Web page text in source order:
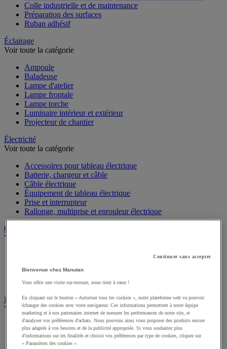
Colle industrielle et de maintenance
Préparation des surfaces
Ruban adhésif
Éclairage
Voir toute la catégorie
Ampoule
Baladeuse
Lampe d'atelier
Lampe frontale
Lampe torche
Luminaire intérieur et extérieur
Projecteur de chantier
Électricité
Voir toute la catégorie
Accessoires pour tableau électrique
Batterie, chargeur et câble
Câble électrique
Équipement de tableau électrique
Prise et interrupteur
Rallonge, multiprise et enrouleur électrique
Graissage et lubrifiant
Voir toute la catégorie
Lubrifiant et dégrippant
Outils de graissage
Instrument de mesure
Voir toute la catégorie
Balance industrielle
Compteur et compteur-métreur
Dynamomètre
Continuer sans accepter
Bienvenue chez Manutan
Vous offrir une visite sur-mesure, nous tient à cœur !
En cliquant sur le bouton « Autoriser tous les cookies », notre plateforme web va pouvoir
échanger des cookies avec votre navigateur. Ces informations permettent à notre équipe
marketing et à nos partenaires internet de mesurer les performances de notre site, et
d'analyser vos préférences d'achats. Nous pouvons ainsi vous proposer des produits encore
plus adaptés à vos besoins et de la publicité appropriée. Si vous souhaitez plus
d'informations sur les finalités et choisir vos préférences par type de cookies, cliquez sur
« Paramètres des cookies ».